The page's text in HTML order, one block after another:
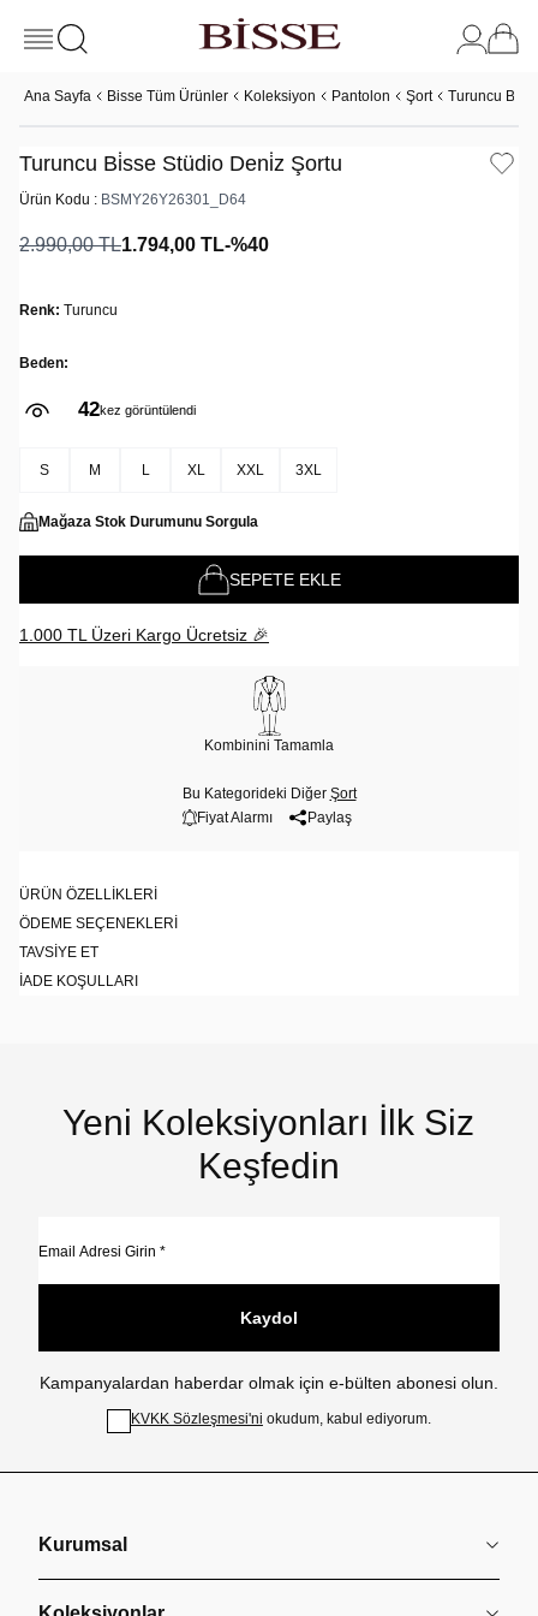
Ana Sayfa Bisse Tüm Ürünler Koleksiyon Pantolon Şort Turuncu
Turuncu Bi̇sse Stüdio Deni̇z Şortu
Ürün Kodu : BSMY26Y26301_D64
2.990,00TL1.794,00 TL-%40
Renk: Turuncu
Beden:
42kez görüntülendi
S M L XL XXL 3XL
Mağaza Stok Durumunu Sorgula
SEPETE EKLE
1.000 TL Üzeri Kargo Ücretsiz 🎉
Kombinini Tamamla
Bu Kategorideki Diğer Şort
Fiyat Alarmı
Paylaş
ÜRÜN ÖZELLIKLERI
ÖDEME SEÇENEKLERI
TAVSIYE ET
İADE KOŞULLARI
Yeni Koleksiyonları İlk Siz
Keşfedin
Kaydol
Kampanyalardan haberdar olmak için e-bülten abonesi olun.
KVKK Sözleşmesi'ni okudum, kabul ediyorum.
Kurumsal